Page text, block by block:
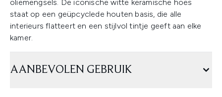
oliemengsels. De iconische witte keramische hoes
staat op een geüpcyclede houten basis, die alle
interieurs flatteert en een stijlvol tintje geeft aan elke
kamer.
AANBEVOLEN GEBRUIK